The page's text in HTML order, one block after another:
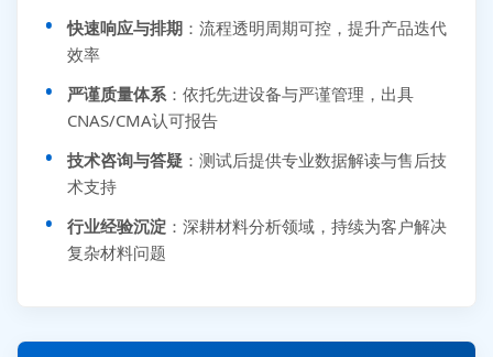
快速响应与排期 ：流程透明周期可控，提升产品迭代
效率
严谨质量体系 ：依托先进设备与严谨管理，出具
CNAS/CMA认可报告
技术咨询与答疑 ：测试后提供专业数据解读与售后技
术支持
行业经验沉淀 ：深耕材料分析领域，持续为客户解决
复杂材料问题